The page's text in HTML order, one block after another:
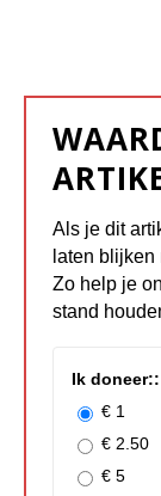
Als je dit
laten
Zo help je
stand
Ik doneer::
€ 1
€ 2.50
€ 5